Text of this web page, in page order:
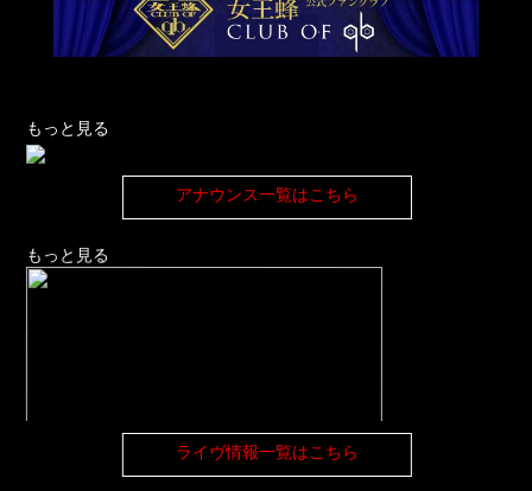
もっと見る
アナウンス一覧はこちら
ライヴ情報一覧はこちら